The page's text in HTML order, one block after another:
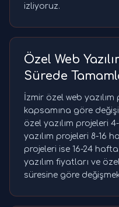
izliyoruz.
Özel Web
Sürede
İzmir özel web
kapsamına göre
özel yazılım projeleri
yazılım projeleri 8-16
projeleri ise 16-24
yazılım fiyatları ve
süresine göre